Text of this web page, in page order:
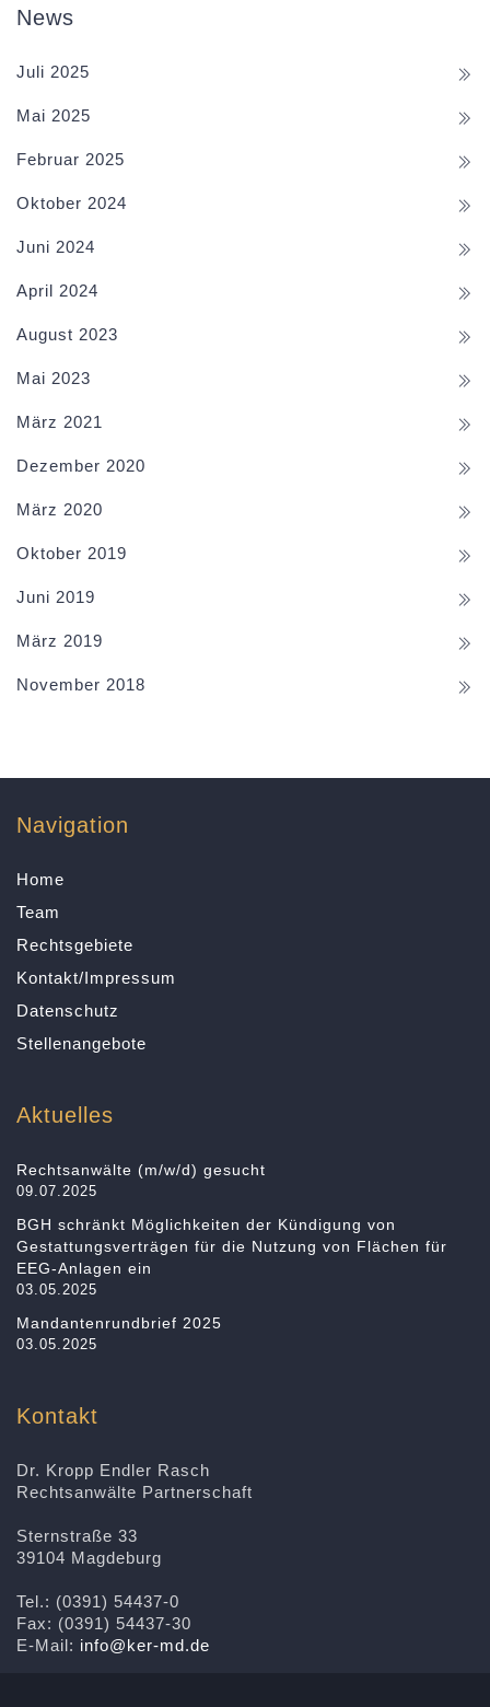
News
Juli 2025
Mai 2025
Februar 2025
Oktober 2024
Juni 2024
April 2024
August 2023
Mai 2023
März 2021
Dezember 2020
März 2020
Oktober 2019
Juni 2019
März 2019
November 2018
Navigation
Home
Team
Rechtsgebiete
Kontakt/Impressum
Datenschutz
Stellenangebote
Aktuelles
Rechtsanwälte (m/w/d) gesucht
09.07.2025
BGH schränkt Möglichkeiten der Kündigung von
Gestattungsverträgen für die Nutzung von Flächen für
EEG-Anlagen ein
03.05.2025
Mandantenrundbrief 2025
03.05.2025
Kontakt
Dr. Kropp Endler Rasch
Rechtsanwälte Partnerschaft
Sternstraße 33
39104 Magdeburg
Tel.: (0391) 54437-0
Fax: (0391) 54437-30
E-Mail: info@ker-md.de